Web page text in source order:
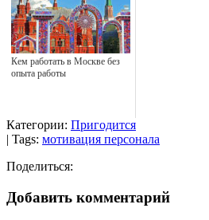
Кем работать в Москве без
опыта работы
Категории: Пригодится
| Tags: мотивация персонала
Поделиться:
Добавить комментарий